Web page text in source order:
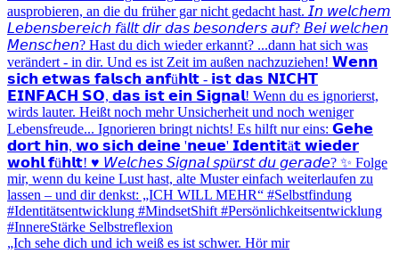
„Ich sehe dich und ich weiß es ist schwer. Hör mir